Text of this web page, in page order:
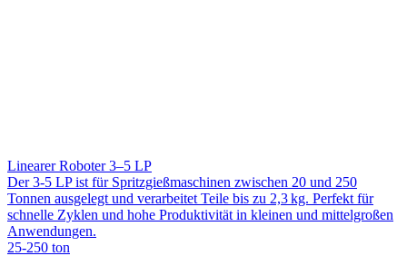
Linearer Roboter 3–5 LP
Der 3-5 LP ist für Spritzgießmaschinen zwischen 20 und 250
Tonnen ausgelegt und verarbeitet Teile bis zu 2,3 kg. Perfekt für
schnelle Zyklen und hohe Produktivität in kleinen und mittelgroßen
Anwendungen.
25-250 ton